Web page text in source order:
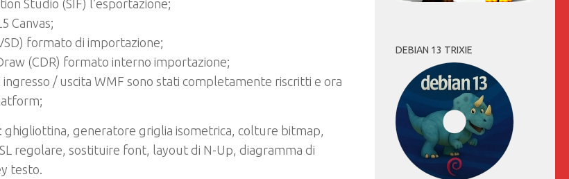
Studio (SIF) l’esportazione;
Canvas;
formato di importazione;
(CDR) formato interno importazione;
ingresso / uscita WMF sono stati completamente riscritti e ora
ghigliottina, generatore griglia isometrica, colture bitmap,
regolare, sostituire font, layout di N-Up, diagramma di
testo.
DEBIAN 13 TRIXIE